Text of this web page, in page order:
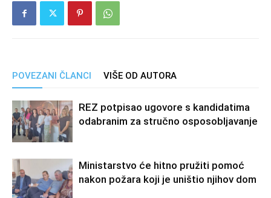
POVEZANI ČLANCI VIŠE OD AUTORA
REZ potpisao ugovore s kandidatima
odabranim za stručno osposobljavanje
Ministarstvo će hitno pružiti pomoć
nakon požara koji je uništio njihov dom